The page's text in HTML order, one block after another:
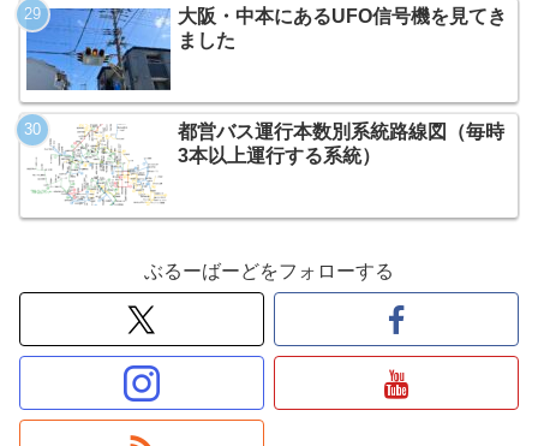
大阪・中本にあるUFO信号機を見てき
ました
都営バス運行本数別系統路線図（毎時
3本以上運行する系統）
ぶるーばーどをフォローする